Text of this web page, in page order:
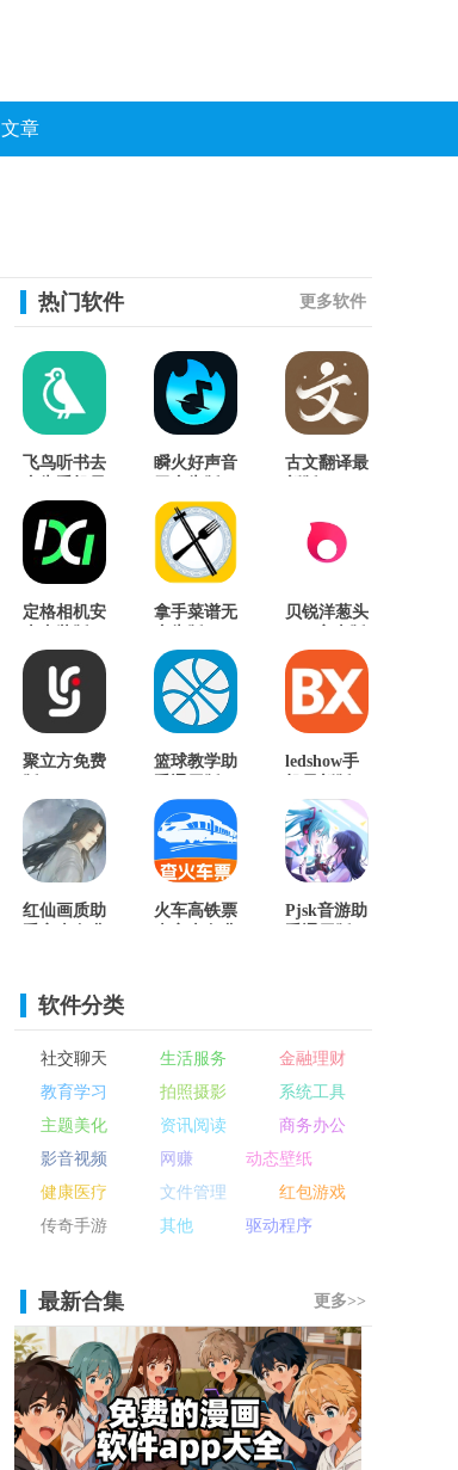
文章
热门软件 更多软件
飞鸟听书去
新版
瞬火好声音
古文翻译最
定格相机安
拿手菜谱无
贝锐洋葱头
聚立方免费
篮球教学助
ledshow手
红仙画质助
火车高铁票
Pjsk音游助
软件分类
社交聊天 生活服务
金融理财
教育学习
拍照摄影
系统工具
主题美化
资讯阅读
商务办公
影音视频
网赚
动态壁纸
健康医疗
文件管理
红包游戏
传奇手游
其他 驱动程序
最新合集 更多>>